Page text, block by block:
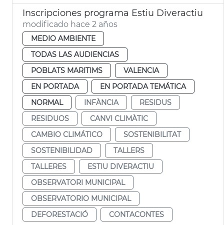
Inscripciones programa Estiu Diveractiu
modificado hace 2 años
MEDIO AMBIENTE
TODAS LAS AUDIENCIAS
POBLATS MARITIMS
VALENCIA
EN PORTADA
EN PORTADA TEMÁTICA
NORMAL
INFÀNCIA
RESIDUS
RESIDUOS
CANVI CLIMÀTIC
CAMBIO CLIMÁTICO
SOSTENIBILITAT
SOSTENIBILIDAD
TALLERS
TALLERES
ESTIU DIVERACTIU
OBSERVATORI MUNICIPAL
OBSERVATORIO MUNICIPAL
DEFORESTACIÓ
CONTACONTES